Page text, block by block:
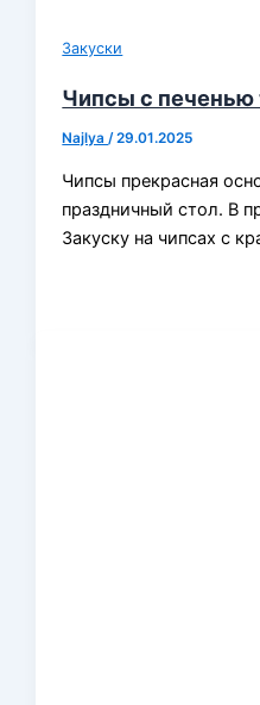
Закуски
Чипсы с печенью
Najlya/29.01.2025
Чипсы прекрасная
праздничный стол. В
Закуску на чипсах с